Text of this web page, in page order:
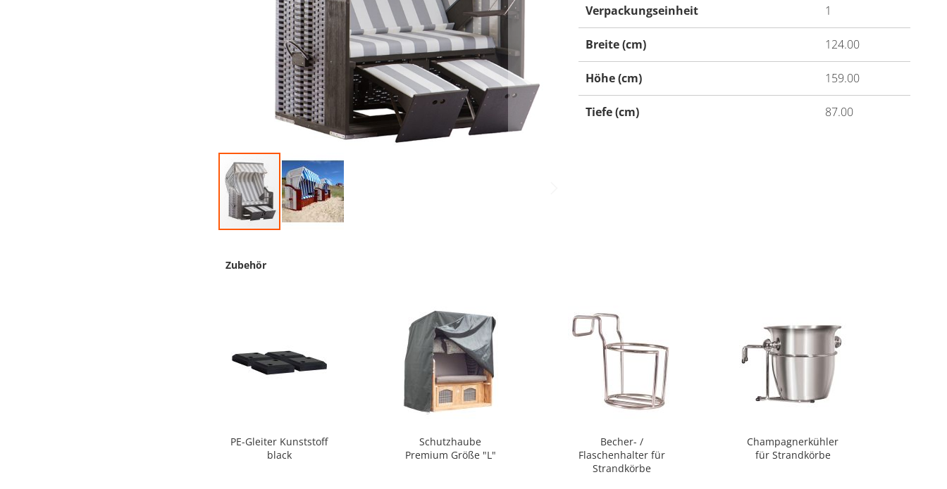
Informationen
Verpackungseinheit 1
Breite (cm) 124.00
Höhe (cm) 159.00
Tiefe (cm) 87.00
Anfang
Zubehör
PE-Gleiter Kunststoff
black
Schutzhaube
Premium Größe "L"
Becher- /
Flaschenhalter für
Strandkörbe
Champagnerkühler
für Strandkörbe